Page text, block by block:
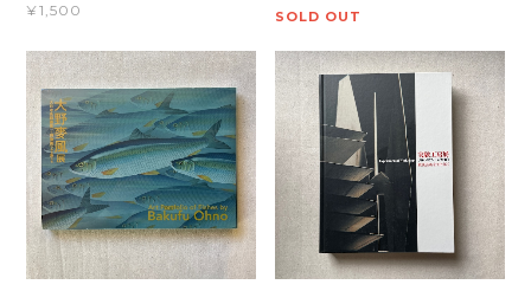
¥1,500
SOLD OUT